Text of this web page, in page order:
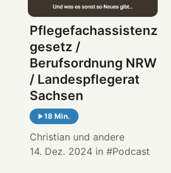
Pflegefachassistenz
gesetz /
Berufsordnung NRW
/ Landespflegerat
Sachsen
18 Min.
Christian und andere
14. Dez. 2024in Podcast